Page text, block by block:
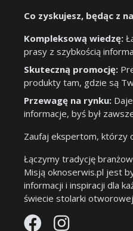
Co zyskujesz, będąc z
Kompleksową wiedzę:
prasy z szybkością
Skuteczną promocję:
produkty tam, gdzie są
Przewagę na rynku:
informacje, byś był
Zaufaj ekspertom, którzy
Łączymy tradycję
Misją oknoserwis.pl jest
informacji i inspiracji dla
świecie stolarki